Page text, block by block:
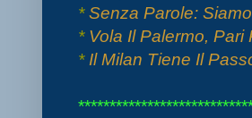
*Senza Parole:
* Vola Il Palermo,
* Il Milan Tiene Il